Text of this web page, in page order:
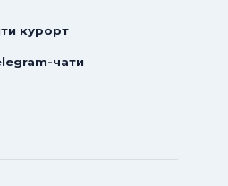
курорт
чати